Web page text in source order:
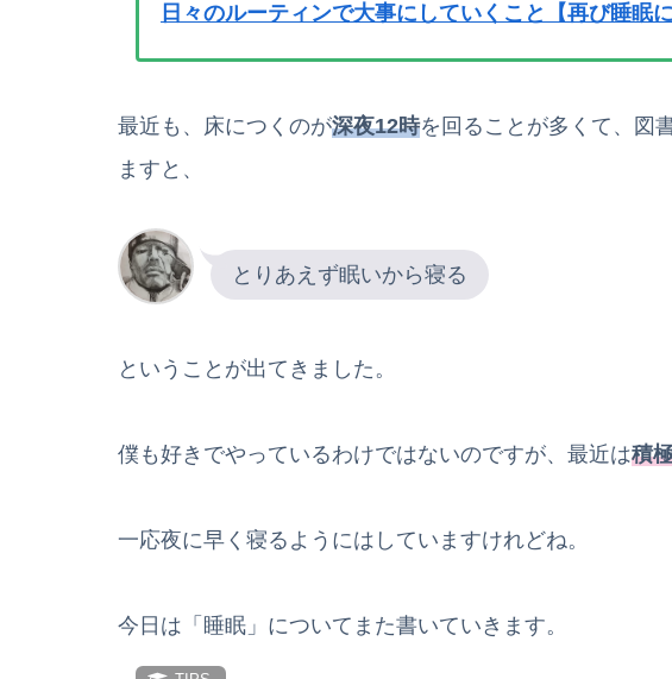
日々のルーティンで大事にしていくこと【再び睡眠
最近も、床につくのが深夜12時を回ることが多くて、図
ますと、
とりあえず眠いから寝る
ということが出てきました。
僕も好きでやっているわけではないのですが、最近は積
一応夜に早く寝るようにはしていますけれどね。
今日は「睡眠」についてまた書いていきます。